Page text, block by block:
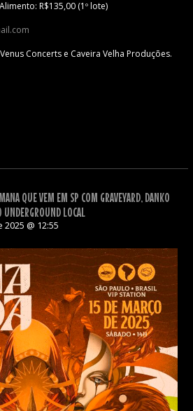
R$135,00 (1º lote)
Concerts e Caveira Velha Produções.
QUE VEM EM SP COM GRAVEYARD, DANKO
UNDERGROUND LOCAL
@ 12:55